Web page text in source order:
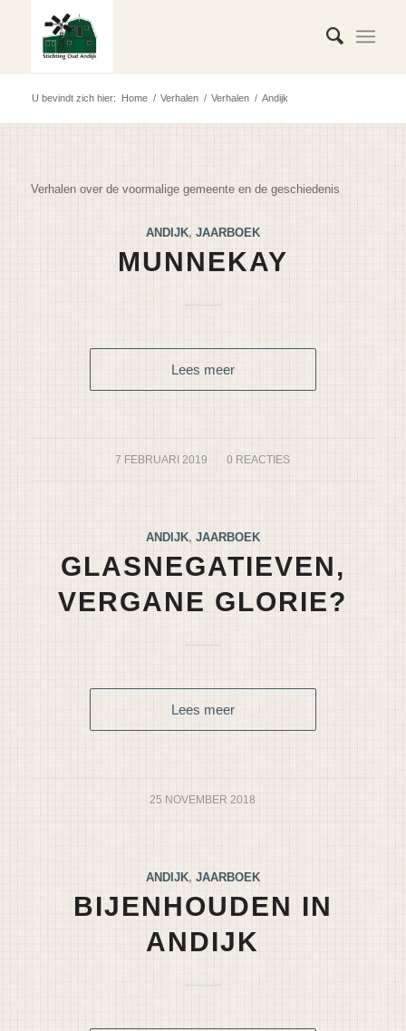
U bevindt zich hier: Home / Verhalen / Verhalen / Andijk
Verhalen over de voormalige gemeente en de geschiedenis
ANDIJK, JAARBOEK
MUNNEKAY
Lees meer
7 FEBRUARI 2019
/ 0 REACTIES
ANDIJK, JAARBOEK
GLASNEGATIEVEN,
VERGANE GLORIE?
Lees meer
25 NOVEMBER 2018
ANDIJK, JAARBOEK
BIJENHOUDEN IN
ANDIJK